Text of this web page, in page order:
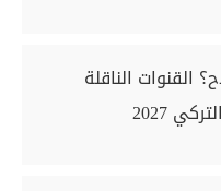
الناقلة
2027